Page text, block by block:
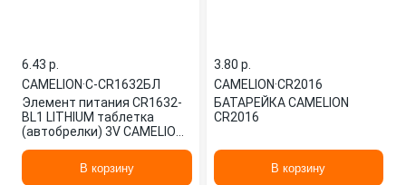
6.43 p.
CAMELION·C-CR1632БЛ
Элемент питания CR1632-
BL1 LITHIUM таблетка
(автобрелки) 3V CAMELION
В корзину
3.80 p.
CAMELION·CR2016
БАТАРЕЙКА CAMELION
CR2016
В корзину